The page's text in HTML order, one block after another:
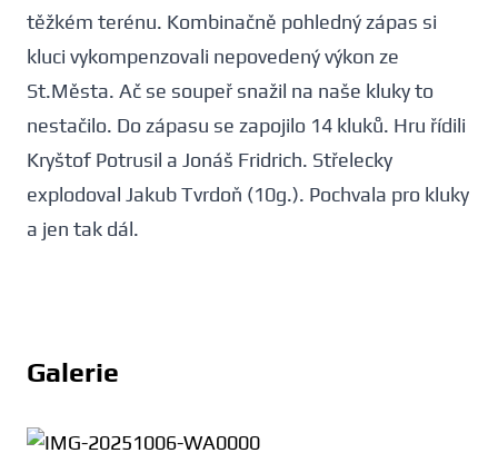
těžkém terénu. Kombinačně pohledný zápas si
kluci vykompenzovali nepovedený výkon ze
St.Města. Ač se soupeř snažil na naše kluky to
nestačilo. Do zápasu se zapojilo 14 kluků. Hru řídili
Kryštof Potrusil a Jonáš Fridrich. Střelecky
explodoval Jakub Tvrdoň (10g.). Pochvala pro kluky
a jen tak dál.
Galerie